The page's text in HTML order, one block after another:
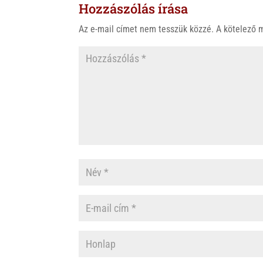
Hozzászólás írása
Az e-mail címet nem tesszük közzé. A kötelező